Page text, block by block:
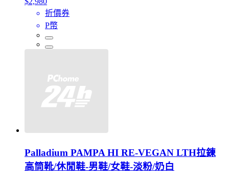
折價券
P幣
Palladium PAMPA HI RE-VEGAN LTH拉鍊
高筒靴/休閒鞋-男鞋/女鞋-淡粉/奶白